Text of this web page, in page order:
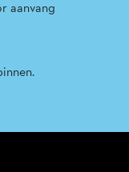
aanvang